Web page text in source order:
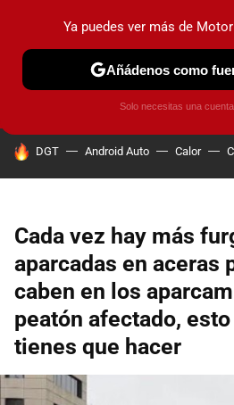
PRUEBAS COCHES ELÉCTRICOS
HOY SE HABLA DE
DGT Android Auto Calor
Cada vez hay más
aparcadas en aceras
caben en los
peatón afectado,
tienes que hacer
Ya puedes ver más de
Añádenos como
Solo necesitas una